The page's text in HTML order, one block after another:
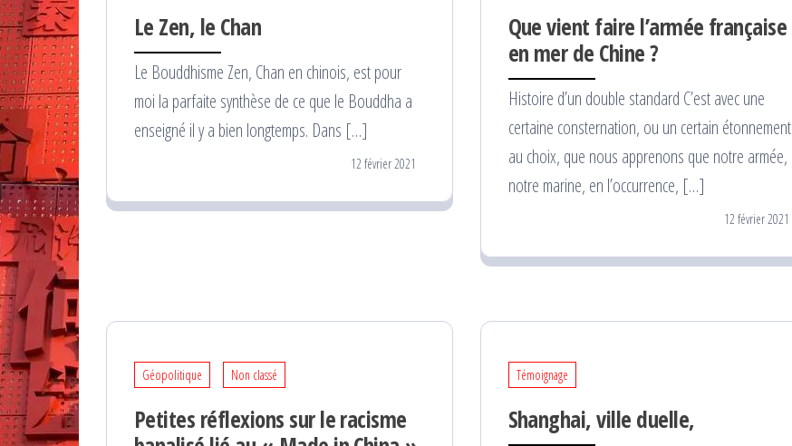
Le Zen, le Chan
Le Bouddhisme Zen, Chan en chinois, est pour
moi la parfaite synthèse de ce que le Bouddha a
enseigné il y a bien longtemps. Dans […]
12 février 2021
Que vient faire l’armée française
en mer de Chine ?
Histoire d’un double standard C’est avec une
certaine consternation, ou un certain étonnement
au choix, que nous apprenons que notre armée,
notre marine, en l’occurrence, […]
12 février 2021
Géopolitique Non classé
Petites réflexions sur le racisme
Témoignage
Shanghai, ville duelle,